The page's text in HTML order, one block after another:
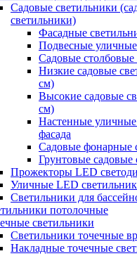
Садовые светильники
светильники)
Фасадные
Подвесные
Садовые столбовые
Низкие садовые
см)
Высокие садовые
см)
Настенные
фасада
Садовые фонарные
Грунтовые садовые
Прожекторы LED
Уличные LED
Светильники для
потолочные
светильники
Светильники точечные
Накладные точечные